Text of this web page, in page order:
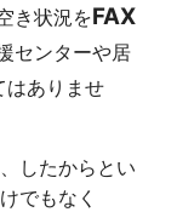
き状況をFAX
センターや居
はありませ
したからとい
でもなく